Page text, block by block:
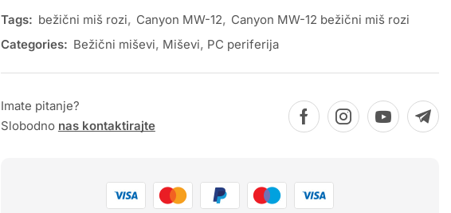
Tags: bežični miš rozi, Canyon MW-12, Canyon MW-12 bežični miš rozi
Categories: Bežični miševi, Miševi, PC periferija
Imate pitanje?
Slobodno nas kontaktirajte